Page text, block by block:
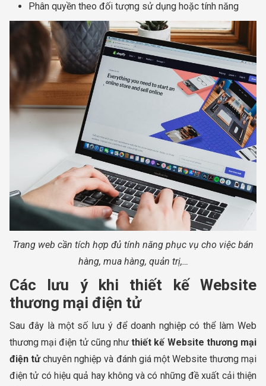
Phân quyền theo đối tượng sử dụng hoặc tính năng
Trang web cần tích hợp đủ tính năng phục vụ cho việc bán
hàng, mua hàng, quản trị,…
Các lưu ý khi thiết kế Website
thương mại điện tử
Sau đây là một số lưu ý để doanh nghiệp có thể làm Web
thương mại điện tử cũng nhưthiết kế Website thương mại
điện tửchuyên nghiệp và đánh giá một Website thương mại
điện tử có hiệu quả hay không và có những đề xuất cải thiện